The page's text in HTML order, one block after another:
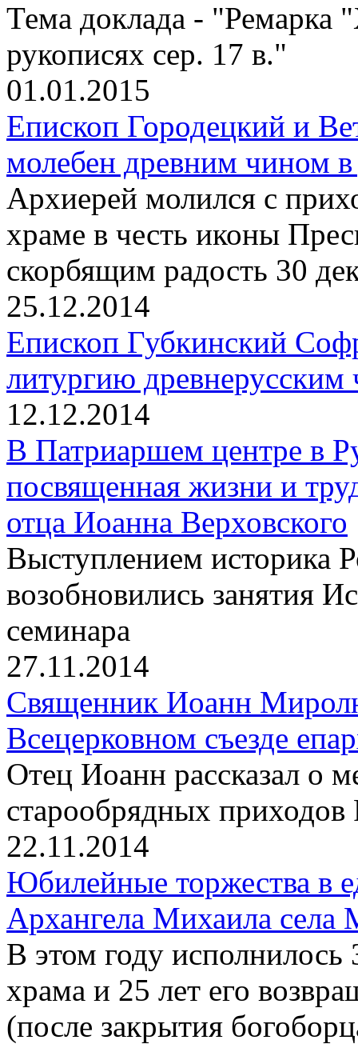
Тема доклада - "Ремарка
рукописях сер. 17 в."
01.01.2015
Епископ Городецкий и
молебен древним чином
Архиерей молился с
храме в честь иконы
скорбящим радость 30
25.12.2014
Епископ Губкинский
литургию
12.12.2014
В Патриаршем центре в
посвященная жизни и
отца Иоанна Верховского
Выступлением историка
возобновились занятия
семинара
27.11.2014
Священник Иоанн
Всецерковном съезде
Отец Иоанн рассказал о
старообрядных
22.11.2014
Юбилейные торжества в
Архангела Михаила села
В этом году исполнилось
храма и 25 лет его
(после закрытия